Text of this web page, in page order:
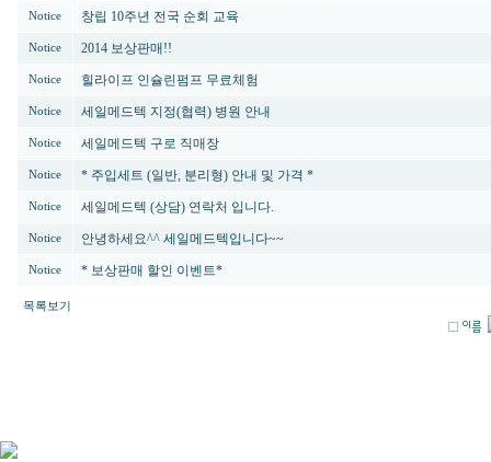
Notice 창립 10주년 전국 순회 교육
Notice 2014 보상판매!!
Notice 힐라이프 인슐린펌프 무료체험
Notice 세일메드텍 지정(협력) 병원 안내
Notice 세일메드텍 구로 직매장
Notice * 주입세트 (일반, 분리형) 안내 및 가격 *
Notice 세일메드텍 (상담) 연락처 입니다.
Notice 안녕하세요^^ 세일메드텍입니다~~
Notice * 보상판매 할인 이벤트*
목록보기